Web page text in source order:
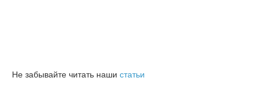
Не забывайте читать наши статьи